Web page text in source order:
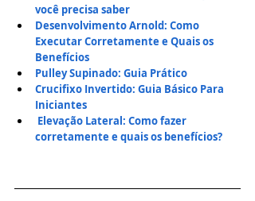
você precisa saber
Desenvolvimento Arnold: Como
Executar Corretamente e Quais os
Benefícios
Pulley Supinado: Guia Prático
Crucifixo Invertido: Guia Básico Para
Iniciantes
Elevação Lateral: Como fazer
corretamente e quais os benefícios?